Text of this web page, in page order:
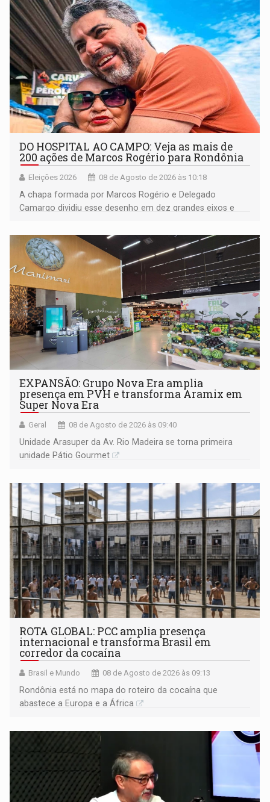
DO HOSPITAL AO CAMPO: Veja as mais de
200 ações de Marcos Rogério para Rondônia
Eleições 2026 08 de Agosto de 2026 às 10:18
A chapa formada por Marcos Rogério e Delegado
Camargo dividiu esse desenho em dez grandes eixos e
EXPANSÃO: Grupo Nova Era amplia
presença em PVH e transforma Aramix em
Super Nova Era
Geral 08 de Agosto de 2026 às 09:40
Unidade Arasuper da Av. Rio Madeira se torna primeira
unidade Pátio Gourmet
ROTA GLOBAL: PCC amplia presença
internacional e transforma Brasil em
corredor da cocaína
Brasil e Mundo 08 de Agosto de 2026 às 09:13
Rondônia está no mapa do roteiro da cocaína que
abastece a Europa e a África